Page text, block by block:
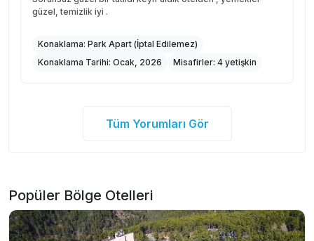
güzel, temizlik iyi .
Konaklama: Park Apart (İptal Edilemez)
Konaklama Tarihi: Ocak, 2026 Misafirler: 4 yetişkin
Tüm Yorumları Gör
Popüler Bölge Otelleri